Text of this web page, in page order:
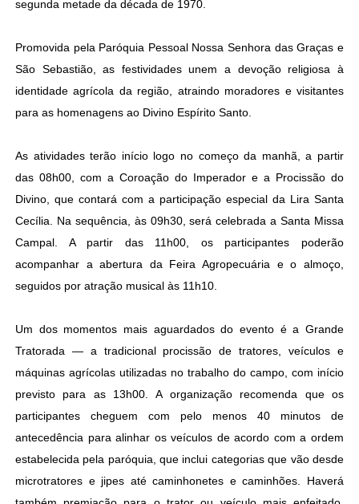
segunda metade da década de 1970.
Promovida pela Paróquia Pessoal Nossa Senhora das Graças e
São Sebastião, as festividades unem a devoção religiosa à
identidade agrícola da região, atraindo moradores e visitantes
para as homenagens ao Divino Espírito Santo.
As atividades terão início logo no começo da manhã, a partir
das 08h00, com a Coroação do Imperador e a Procissão do
Divino, que contará com a participação especial da Lira Santa
Cecília. Na sequência, às 09h30, será celebrada a Santa Missa
Campal. A partir das 11h00, os participantes poderão
acompanhar a abertura da Feira Agropecuária e o almoço,
seguidos por atração musical às 11h10.
Um dos momentos mais aguardados do evento é a Grande
Tratorada — a tradicional procissão de tratores, veículos e
máquinas agrícolas utilizadas no trabalho do campo, com início
previsto para as 13h00. A organização recomenda que os
participantes cheguem com pelo menos 40 minutos de
antecedência para alinhar os veículos de acordo com a ordem
estabelecida pela paróquia, que inclui categorias que vão desde
microtratores e jipes até caminhonetes e caminhões. Haverá